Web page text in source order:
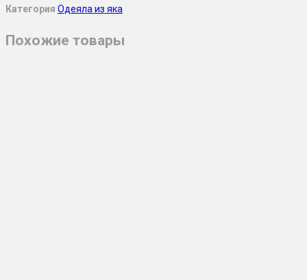
Категория Одеяла из яка
Похожие товары